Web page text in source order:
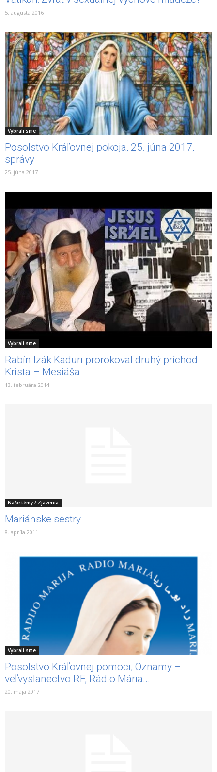
5. augusta 2016
Vybrali sme
Posolstvo Kráľovnej pokoja, 25. júna 2017,
správy
25. júna 2017
Vybrali sme
Rabín Izák Kaduri prorokoval druhý príchod
Krista – Mesiáša
13. februára 2014
Naše témy / Zjavenia
Mariánske sestry
8. apríla 2011
Vybrali sme
Posolstvo Kráľovnej pomoci, Oznamy –
veľvyslanectvo RF, Rádio Mária...
20. mája 2017